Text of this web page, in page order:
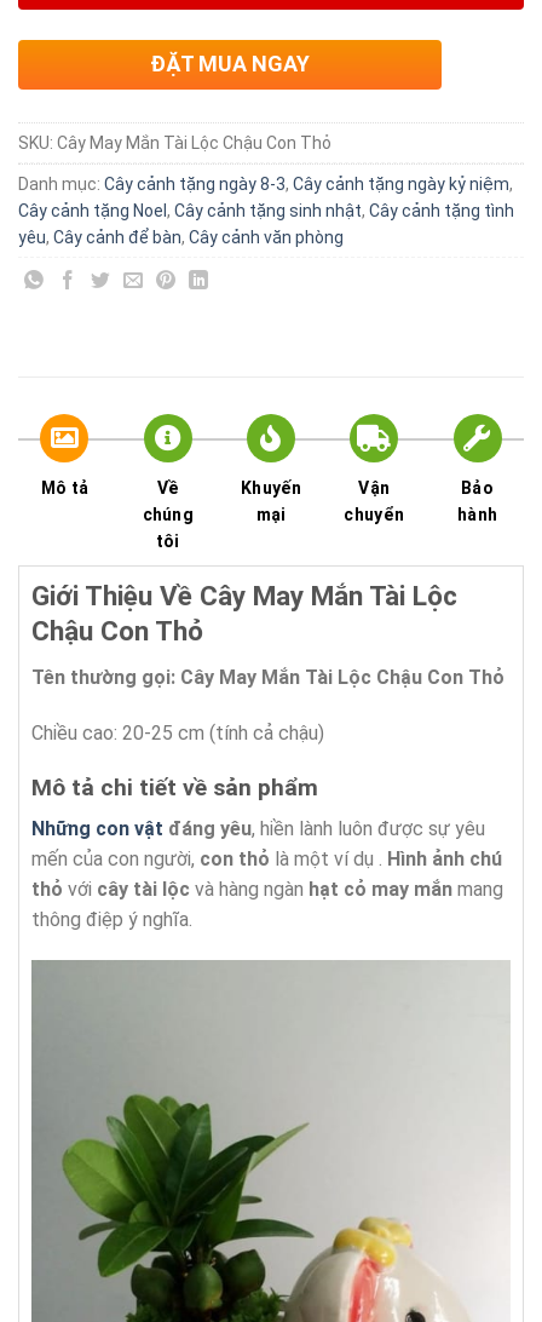
ĐẶT MUA NGAY
SKU: Cây May Mắn Tài Lộc Chậu Con Thỏ
Danh mục: Cây cảnh tặng ngày 8-3, Cây cảnh tặng ngày kỷ niệm,
Cây cảnh tặng Noel , Cây cảnh tặng sinh nhật, Cây cảnh tặng tình
yêu, Cây cảnh để bàn, Cây cảnh văn phòng
Mô tả
Về
chúng
tôi
Khuyến
mại
Vận
chuyển
Bảo
hành
Giới Thiệu Về Cây May Mắn Tài Lộc
Chậu Con Thỏ
Tên thường gọi: Cây May Mắn Tài Lộc Chậu Con Thỏ
Chiều cao: 20-25 cm (tính cả chậu)
Mô tả chi tiết về sản phẩm
Những con vật đáng yêu, hiền lành luôn được sự yêu
mến của con người, con thỏ là một ví dụ . Hình ảnh chú
thỏ với cây tài lộc và hàng ngàn hạt cỏ may mắn mang
thông điệp ý nghĩa.